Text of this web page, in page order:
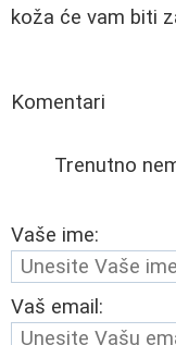
koža će vam biti
Komentari
Trenutno
Vaše ime:
Vaš email: